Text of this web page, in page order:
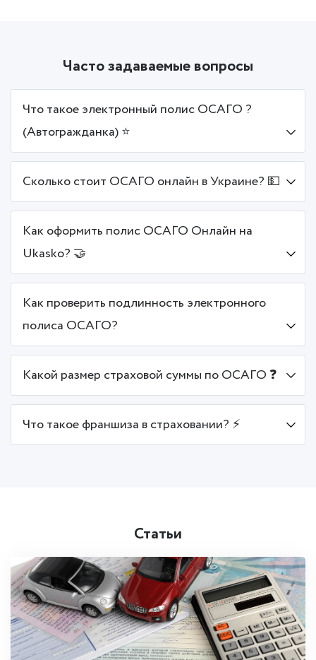
Часто задаваемые вопросы
Что такое электронный полис ОСАГО ?
(Автогражданка) ⭐
Сколько стоит ОСАГО онлайн в Украине? 💵
Как оформить полис ОСАГО Онлайн на
Ukasko? 🤝
Как проверить подлинность электронного
полиса ОСАГО?
Какой размер страховой суммы по ОСАГО ❓
Что такое франшиза в страховании? ⚡
Статьи